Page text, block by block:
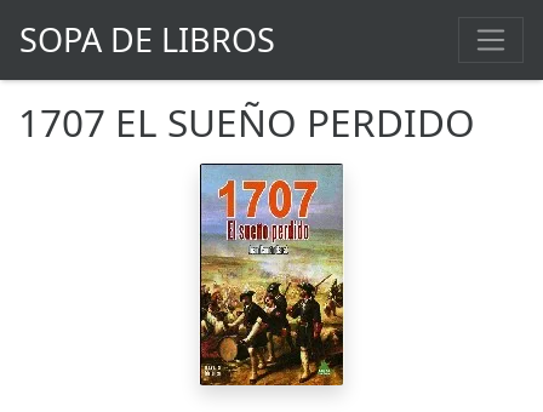
SOPA DE LIBROS
1707 EL SUEÑO PERDIDO